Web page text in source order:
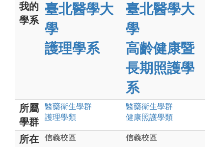
我的
學系
臺北醫學大
學
護理學系
臺北醫學大
學
高齡健康暨
長期照護學
系
所屬
學群
醫藥衛生學群
護理學類
醫藥衛生學群
健康照護學類
所在
信義校區
信義校區